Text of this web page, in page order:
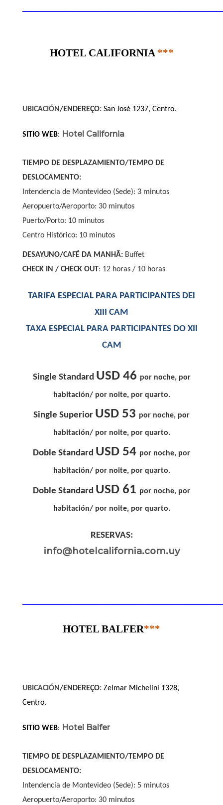
HOTEL CALIFORNIA ***
UBICACIÓN/ENDEREÇO:San José 1237, Centro.
SITIO WEB: Hotel California
TIEMPO DE DESPLAZAMIENTO/TEMPO DE
DESLOCAMENTO:
Intendencia de Montevideo (Sede): 3 minutos
Aeropuerto/Aeroporto: 30 minutos
Puerto/Porto: 10 minutos
Centro Histórico: 10 minutos
DESAYUNO/CAFÉ DA MANHÃ: Buffet
CHECK IN / CHECK OUT: 12 horas / 10 horas
TARIFA ESPECIAL PARA PARTICIPANTES DEl
XIII CAM
TAXA ESPECIAL PARA PARTICIPANTES DO XII
CAM
Single Standard USD 46 por noche, por
habitación/ por noite, por quarto.
Single Superior USD 53 por noche, por
habitación/ por noite, por quarto.
Doble Standard USD 54 por noche, por
habitación/ por noite, por quarto.
Doble Standard USD 61 por noche, por
habitación/ por noite, por quarto.
RESERVAS:
info@hotelcalifornia.com.uy
HOTEL BALFER***
UBICACIÓN/ENDEREÇO: Zelmar Michelini 1328,
Centro.
SITIO WEB: Hotel Balfer
TIEMPO DE DESPLAZAMIENTO/TEMPO DE
DESLOCAMENTO:
Intendencia de Montevideo (Sede): 5 minutos
Aeropuerto/Aeroporto: 30 minutos